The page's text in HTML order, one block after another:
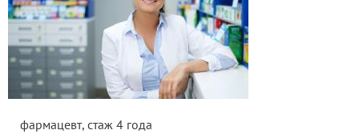
фармацевт, стаж 4 года